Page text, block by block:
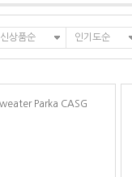
신상품순 인기도순